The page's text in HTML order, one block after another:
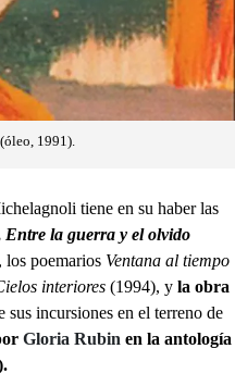
1991).
tiene en su haber las
Entre la guerra y el olvido
, los poemarios Ventana al tiempo
interiores (1994), y la obra
sus incursiones en el terreno de
Gloria Rubin en la antología